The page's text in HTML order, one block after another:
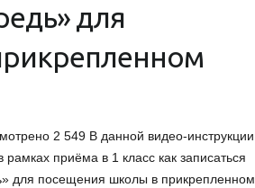
для
2 549 В данной видео-инструкции
рамках приёма в 1 класс как записаться
для посещения школы в прикрепленном